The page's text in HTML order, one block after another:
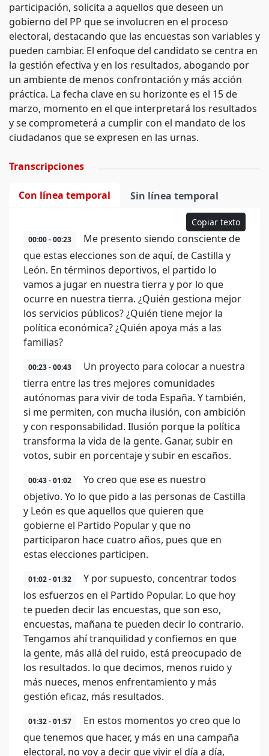
participación, solicita a aquellos que deseen un
gobierno del PP que se involucren en el proceso
electoral, destacando que las encuestas son variables y
pueden cambiar. El enfoque del candidato se centra en
la gestión efectiva y en los resultados, abogando por
un ambiente de menos confrontación y más acción
práctica. La fecha clave en su horizonte es el 15 de
marzo, momento en el que interpretará los resultados
y se comprometerá a cumplir con el mandato de los
ciudadanos que se expresen en las urnas.
Transcripciones
Con línea temporal Sin línea temporal
Copiar texto
00:00 - 00:23
Me presento siendo consciente de
que estas elecciones son de aquí, de Castilla y
León. En términos deportivos, el partido lo
vamos a jugar en nuestra tierra y por lo que
ocurre en nuestra tierra. ¿Quién gestiona mejor
los servicios públicos? ¿Quién tiene mejor la
política económica? ¿Quién apoya más a las
familias?
00:23 - 00:43
Un proyecto para colocar a nuestra
tierra entre las tres mejores comunidades
autónomas para vivir de toda España. Y también,
si me permiten, con mucha ilusión, con ambición
y con responsabilidad. Ilusión porque la política
transforma la vida de la gente. Ganar, subir en
votos, subir en porcentaje y subir en escaños.
00:43 - 01:02
Yo creo que ese es nuestro
objetivo. Yo lo que pido a las personas de Castilla
y León es que aquellos que quieren que
gobierne el Partido Popular y que no
participaron hace cuatro años, pues que en
estas elecciones participen.
01:02 - 01:32
Y por supuesto, concentrar todos
los esfuerzos en el Partido Popular. Lo que hoy
te pueden decir las encuestas, que son eso,
encuestas, mañana te pueden decir lo contrario.
Tengamos ahí tranquilidad y confiemos en que
la gente, más allá del ruido, está preocupado de
los resultados. lo que decimos, menos ruido y
más nueces, menos enfrentamiento y más
gestión eficaz, más resultados.
01:32 - 01:57
En estos momentos yo creo que lo
que tenemos que hacer, y más en una campaña
electoral, no voy a decir que vivir el día a día,